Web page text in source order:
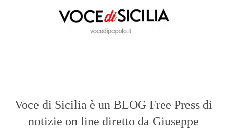
Voce di Sicilia è un BLOG Free Press di
notizie on line diretto da Giuseppe